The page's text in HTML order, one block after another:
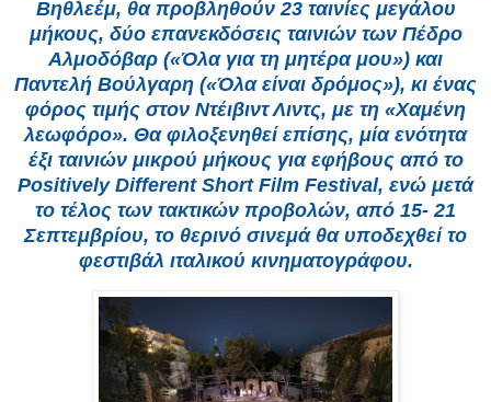
Βηθλεέμ, θα προβληθούν 23 ταινίες μεγάλου
μήκους, δύο επανεκδόσεις ταινιών των Πέδρο
Αλμοδόβαρ («Όλα για τη μητέρα μου») και
Παντελή Βούλγαρη («Όλα είναι δρόμος»), κι ένας
φόρος τιμής στον Ντέιβιντ Λιντς, με τη «Χαμένη
λεωφόρο». Θα φιλοξενηθεί επίσης, μία ενότητα
έξι ταινιών μικρού μήκους για εφήβους από το
Positively Different Short Film Festival, ενώ μετά
το τέλος των τακτικών προβολών, από 15- 21
Σεπτεμβρίου, το θερινό σινεμά θα υποδεχθεί το
φεστιβάλ ιταλικού κινηματογράφου.